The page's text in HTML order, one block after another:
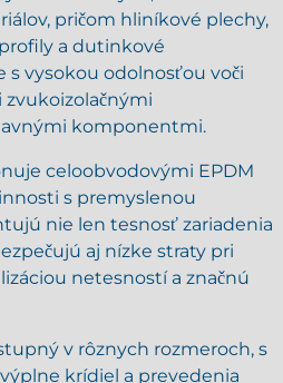
pričom hliníkové plechy,
a dutinkové
vysokou odolnosťou voči
komponentmi.
celoobvodovými EPDM
s premyslenou
nie len tesnosť zariadenia
aj nízke straty pri
netesností a značnú
v rôznych rozmeroch, s
krídiel a prevedenia